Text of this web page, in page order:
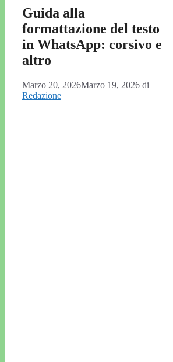
Guida alla
formattazione del testo
in WhatsApp: corsivo e
altro
Marzo 20, 2026Marzo 19, 2026 di
Redazione